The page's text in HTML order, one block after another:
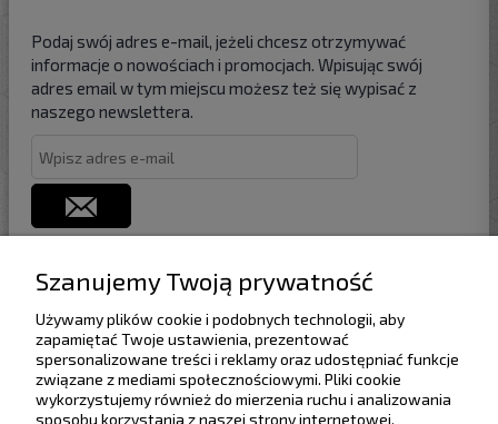
Podaj swój adres e-mail, jeżeli chcesz otrzymywać
informacje o nowościach i promocjach. Wpisując swój
adres email w tym miejscu możesz też się wypisać z
naszego newslettera.
Pomoc
Dostawa
Szanujemy Twoją prywatność
Używamy plików cookie i podobnych technologii, aby
zapamiętać Twoje ustawienia, prezentować
spersonalizowane treści i reklamy oraz udostępniać funkcje
związane z mediami społecznościowymi. Pliki cookie
wykorzystujemy również do mierzenia ruchu i analizowania
sposobu korzystania z naszej strony internetowej.